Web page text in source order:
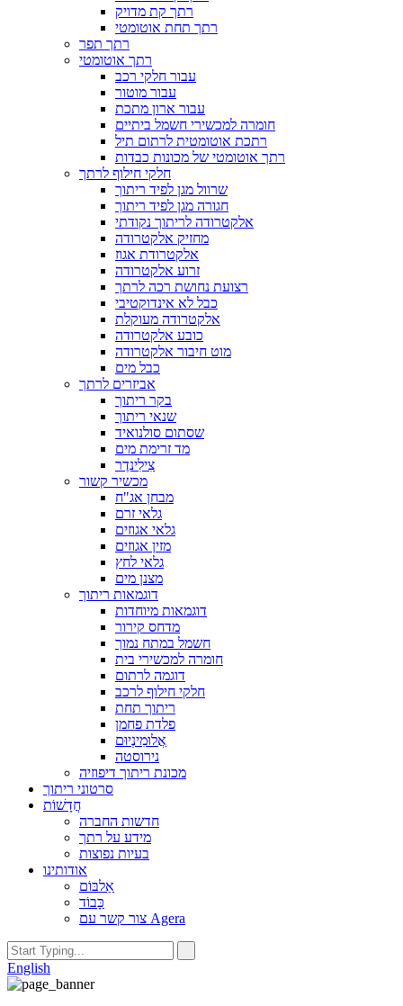
רתך קת מדויק
רתך תחת אוטומטי
רתך תפר
רתך אוטומטי
עבור חלקי רכב
עבור מוטור
עבור ארון מתכת
חומרה למכשירי חשמל ביתיים
רתכת אוטומטית לרתום תיל
רתך אוטומטי של מכונות כבדות
חלקי חילוף לרתך
שרוול מגן לפיד ריתוך
חגורה מגן לפיד ריתוך
אלקטרודה לריתוך נקודתי
מחזיק אלקטרודה
אלקטרודת אגוז
זרוע אלקטרודה
רצועת נחושת רכה לרתך
כבל לא אינדוקטיבי
אלקטרודה מעוקלת
כובע אלקטרודה
מוט חיבור אלקטרודה
כבל מים
אביזרים לרתך
בקר ריתוך
שנאי ריתוך
שסתום סולנואיד
מד זרימת מים
צִילִינדֶר
מכשיר קשור
מבחן אג"ח
גלאי זרם
גלאי אגוזים
מזין אגוזים
גלאי לחץ
מצנן מים
דוגמאות ריתוך
דוגמאות מיוחדות
מדחס קירור
חשמל במתח נמוך
חומרה למכשירי בית
דוגמה לרתום
חלקי חילוף לרכב
ריתוך תחת
פלדת פחמן
אֲלוּמִינְיוּם
נירוסטה
מכונת ריתוך דיפוזיה
סרטוני ריתוך
חֲדָשׁוֹת
חדשות החברה
מידע על רתך
בעיות נפוצות
אודותינו
אַלבּוֹם
כָּבוֹד
צור קשר עם Agera
English